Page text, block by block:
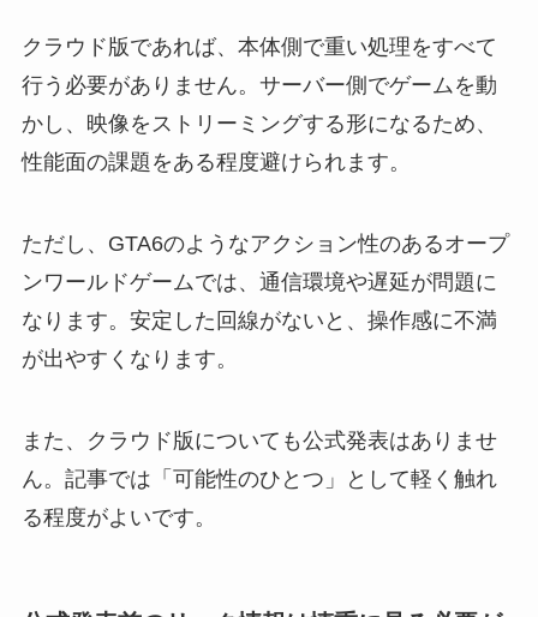
クラウド版であれば、本体側で重い処理をすべて
行う必要がありません。サーバー側でゲームを動
かし、映像をストリーミングする形になるため、
性能面の課題をある程度避けられます。
ただし、GTA6のようなアクション性のあるオープ
ンワールドゲームでは、通信環境や遅延が問題に
なります。安定した回線がないと、操作感に不満
が出やすくなります。
また、クラウド版についても公式発表はありませ
ん。記事では「可能性のひとつ」として軽く触れ
る程度がよいです。